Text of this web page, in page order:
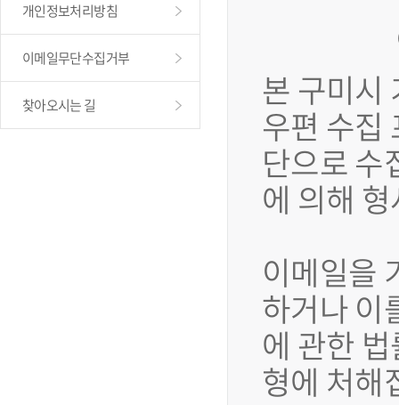
개인정보처리방침
이메일무단수집거부
찾아오시는 길 본 구미시
우편 수집
단으로 수
에 의해
이메일을
하거나 이
에 관한
형에 처해